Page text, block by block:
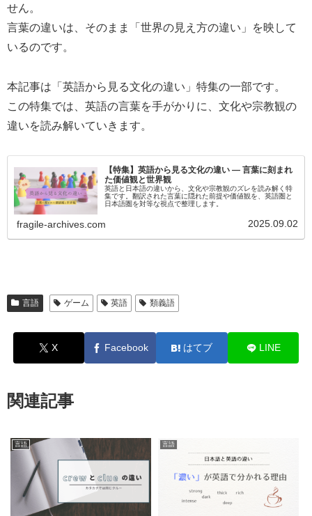
せん。
言葉の違いは、そのまま「世界の見え方の違い」を映して
いるのです。
本記事は「英語から見る文化の違い」特集の一部です。
この特集では、英語の言葉を手がかりに、文化や宗教観の
違いを読み解いていきます。
【特集】英語から見る文化の違い ― 言葉に刻まれ
た価値観と世界観
英語と日本語の違いから、文化や宗教観のズレを読み解く特
集です。翻訳された言葉に隠れた前提や価値観を、英語圏と
日本語圏を対等な視点で整理します。
fragile-archives.com 2025.09.02
言語 ゲーム 英語 類義語
X Facebook はてブ LINE
関連記事
言語 言語